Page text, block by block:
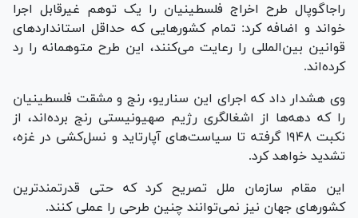
راجاگوپال طرح اخراج فلسطینیان را یک توهم غیرقابل اجرا
خواند و اضافه کرد: تمام کشور‌هایی که حداقل استاندارد‌های
قوانین بین‌المللی را رعایت می‌کنند، این طرح متوهمانه را رد
کرده‌اند.
وی هشدار داد که اجرای این سناریو، رنج و مشقت فلسطینیان
را که دهه‌ها از اشغالگری رژیم صهیونیستی رنج برده‌اند، از
نکبت ۱۹۴۸ گرفته تا سیاست‌های آپارتاید و نسل‌کشی در غزه،
تشدید خواهد کرد.
این مقام سازمان ملل تصریح کرد که حتی قدرتمندترین
کشور‌های جهان نیز نمی‌توانند چنین طرحی را عملی کنند.